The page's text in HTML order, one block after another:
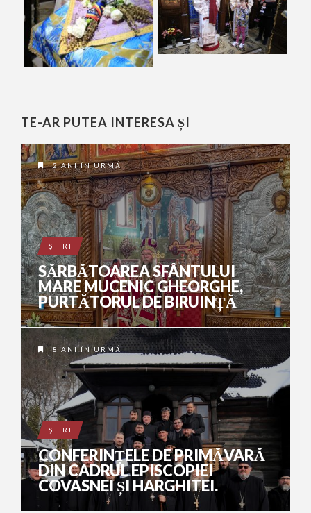
TE-AR PUTEA INTERESA ȘI
2 ANI ÎN URMĂ
ŞTIRI
SĂRBĂTOAREA SFÂNTULUI
MARE MUCENIC GHEORGHE,
PURTĂTORUL DE BIRUINȚĂ
8 ANI ÎN URMĂ
ŞTIRI
CONFERINȚELE DE PRIMĂVARĂ
DIN CADRUL EPISCOPIEI
COVASNEI ȘI HARGHITEI.